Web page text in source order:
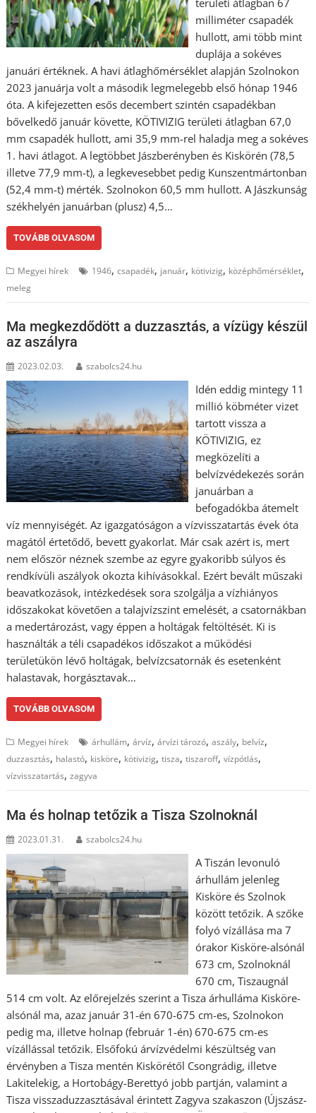
milliméter csapadék
hullott, ami több mint
duplája a sokéves
januári értéknek. A havi átlaghőmérséklet alapján Szolnokon
2023 januárja volt a második legmelegebb első hónap 1946
óta. A kifejezetten esős decembert szintén csapadékban
bővelkedő január követte, KÖTIVIZIG területi átlagban 67,0
mm csapadék hullott, ami 35,9 mm-rel haladja meg a sokéves
1. havi átlagot. A legtöbbet Jászberényben és Kiskörén (78,5
illetve 77,9 mm-t), a legkevesebbet pedig Kunszentmártonban
(52,4 mm-t) mérték. Szolnokon 60,5 mm hullott. A Jászkunság
székhelyén januárban (plusz) 4,5…
TOVÁBB OLVASOM
Megyei hírek 1946,csapadék, január, kötivizig, középhőmérséklet,
meleg
Ma megkezdődött a duzzasztás, a vízügy készül
az aszályra
2023.02.03. szabolcs24.hu
Idén eddig mintegy 11
millió köbméter vizet
tartott vissza a
KÖTIVIZIG, ez
megközelíti a
belvízvédekezés során
januárban a
befogadókba átemelt
víz mennyiségét. Az igazgatóságon a vízvisszatartás évek óta
magától értetődő, bevett gyakorlat. Már csak azért is, mert
nem először néznek szembe az egyre gyakoribb súlyos és
rendkívüli aszályok okozta kihívásokkal. Ezért bevált műszaki
beavatkozások, intézkedések sora szolgálja a vízhiányos
időszakokat követően a talajvízszint emelését, a csatornákban
a medertározást, vagy éppen a holtágak feltöltését. Ki is
használták a téli csapadékos időszakot a működési
területükön lévő holtágak, belvízcsatornák és esetenként
halastavak, horgásztavak…
TOVÁBB OLVASOM
Megyei hírek árhullám,árvíz,árvízi tározó,aszály, belvíz,
duzzasztás, halastó, kisköre, kötivizig,tisza,tiszaroff,vízpótlás,
vízvisszatartás,zagyva
Ma és holnap tetőzik a Tisza Szolnoknál
2023.01.31. szabolcs24.hu
A Tiszán levonuló
árhullám jelenleg
Kisköre és Szolnok
között tetőzik. A szőke
folyó vízállása ma 7
órakor Kisköre-alsónál
673 cm, Szolnoknál
670 cm, Tiszaugnál
514 cm volt. Az előrejelzés szerint a Tisza árhulláma Kisköre-
alsónál ma, azaz január 31-én 670-675 cm-es, Szolnokon
pedig ma, illetve holnap (február 1-én) 670-675 cm-es
vízállással tetőzik. Elsőfokú árvízvédelmi készültség van
érvényben a Tisza mentén Kiskörétől Csongrádig, illetve
Lakitelekig, a Hortobágy-Berettyó jobb partján, valamint a
Tisza visszaduzzasztásával érintett Zagyva szakaszon (Újszász-